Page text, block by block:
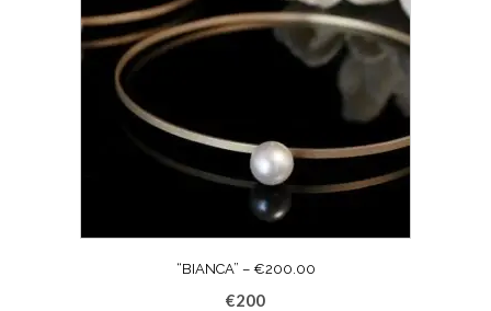
“BIANCA” – €200.00
€200